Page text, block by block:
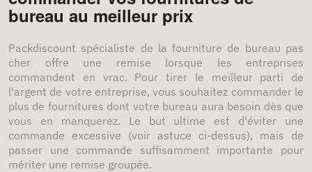
bureau au meilleur prix
Packdiscount spécialiste de la fourniture de bureau pas
cher offre une remise lorsque les entreprises
commandent en vrac. Pour tirer le meilleur parti de
l'argent de votre entreprise, vous souhaitez commander le
plus de fournitures dont votre bureau aura besoin dès que
vous en manquerez. Le but ultime est d'éviter une
commande excessive (voir astuce ci-dessus), mais de
passer une commande suffisamment importante pour
mériter une remise groupée.